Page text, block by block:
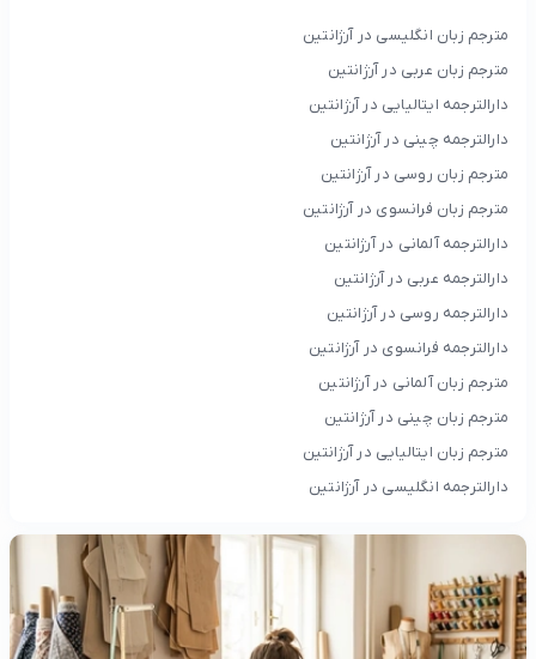
مترجم زبان انگلیسی در آرژانتین
مترجم زبان عربی در آرژانتین
دارالترجمه ایتالیایی در آرژانتین
دارالترجمه چینی در آرژانتین
مترجم زبان روسی در آرژانتین
مترجم زبان فرانسوی در آرژانتین
دارالترجمه آلمانی در آرژانتین
دارالترجمه عربی در آرژانتین
دارالترجمه روسی در آرژانتین
دارالترجمه فرانسوی در آرژانتین
مترجم زبان آلمانی در آرژانتین
مترجم زبان چینی در آرژانتین
مترجم زبان ایتالیایی در آرژانتین
دارالترجمه انگلیسی در آرژانتین